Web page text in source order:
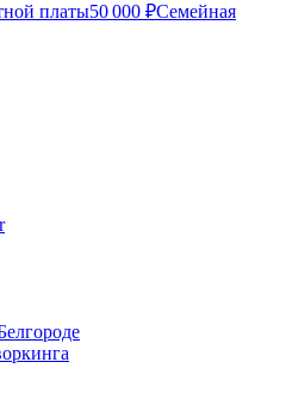
платы50 000 ₽Семейная